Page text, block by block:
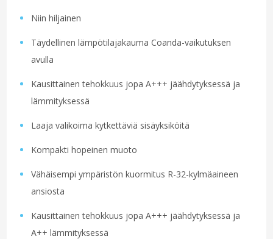
Niin hiljainen
Täydellinen lämpötilajakauma Coanda-vaikutuksen
avulla
Kausittainen tehokkuus jopa A+++ jäähdytyksessä ja
lämmityksessä
Laaja valikoima kytkettäviä sisäyksiköitä
Kompakti hopeinen muoto
Vähäisempi ympäristön kuormitus R-32-kylmäaineen
ansiosta
Kausittainen tehokkuus jopa A+++ jäähdytyksessä ja
A++ lämmityksessä